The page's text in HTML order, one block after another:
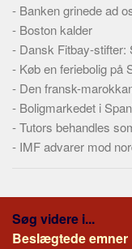
Redigering
Tekstannoncer
Bannere
Hjælp
- Banken grinede ad
- Boston kalder
- Dansk Fitbay-
- Køb en feriebolig på
- Den fransk-
- Boligmarkedet i
-Tutors behandles
- IMF advarer mod
Søg videre i...
Beslægtede emner